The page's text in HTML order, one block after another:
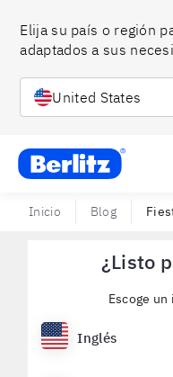
Elija su país o región
adaptados a sus
United States
Berlitz MX
Inicio Blog
¿Listo
Escoge
Inglés